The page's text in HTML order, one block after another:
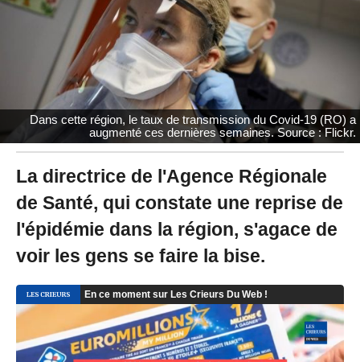
0
0
à
3
:
4
1
-
M
i
s
à
j
u
l
e
2
4
/
Dans cette région, le taux de transmission du Covid-19 (RO) a
augmenté ces dernières semaines. Source : Flickr.
La directrice de l'Agence Régionale
de Santé, qui constate une reprise de
l'épidémie dans la région, s'agace de
voir les gens se faire la bise.